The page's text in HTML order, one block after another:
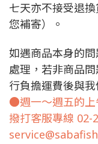
七天亦不接受退
您補寄）。
如遇商品本身的
處理，若非商品
行負擔運費後與我
●週一～週五的上
撥打客服專線 02-